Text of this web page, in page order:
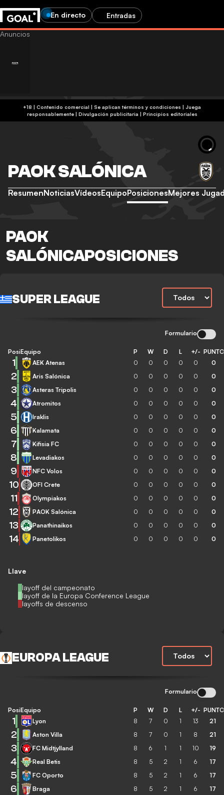
En directo Entradas
+18 | Contenido comercial | Se aplican términos y condiciones | Juega
responsablemente| Divulgación publicitaria | Principios editoriales
PAOK SALÓNICA
ResumenNoticiasVídeosEquipoPosicionesMejores
PAOK
SALÓNICAPOSICIONES
SUPER LEAGUE
Formulario
Llave
Playoff del campeonato
Playoff de la Europa Conference League
Playoffs de descenso
Posición
Equipo P W D L +/-
1 AEK Atenas 0 0 0 0 0 0
2 Aris Salónica 0 0 0 0 0 0
3 Asteras Tripolis 0 0 0 0 0 0
4 Atromitos 0 0 0 0 0 0
5 Iraklis 0 0 0 0 0 0
6 Kalamata 0 0 0 0 0 0
7 Kifisia FC 0 0 0 0 0 0
8 Levadiakos 0 0 0 0 0 0
9 NFC Volos 0 0 0 0 0 0
10 OFI Crete 0 0 0 0 0 0
11 Olympiakos 0 0 0 0 0 0
12 PAOK Salónica 0 0 0 0 0 0
13 Panathinaikos 0 0 0 0 0 0
14 Panetolikos 0 0 0 0 0 0
EUROPA LEAGUE
Formulario
Posición
Equipo P W D L +/-
1 Lyon 8 7 0 1 13 21
2 Aston Villa 8 7 0 1 8 21
3 FC Midtjylland 8 6 1 1 10 19
4 Real Betis 8 5 2 1 6 17
5 FC Oporto 8 5 2 1 6 17
6 Braga 8 5 2 1 6 17